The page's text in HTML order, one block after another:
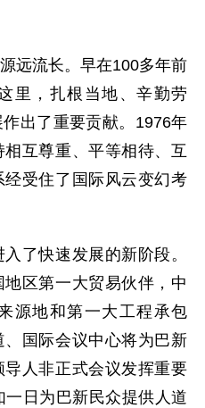
流长。早在100多年前
里，扎根当地、辛勤劳
出了重要贡献。1976年
互尊重、平等相待、互
受住了国际风云变幻考
快速发展的新阶段。
区第一大贸易伙伴，中
源地和第一大工程承包
国际会议中心将为巴新
人非正式会议发挥重要
日为巴新民众提供人道